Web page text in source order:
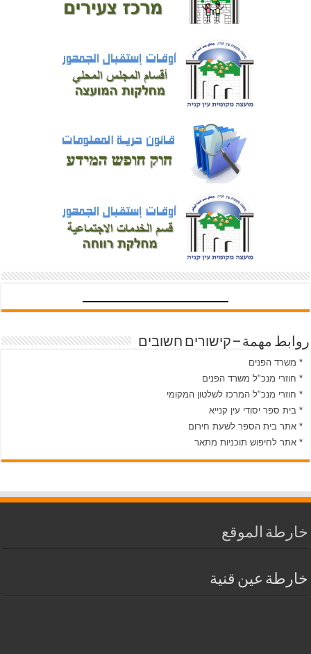
روابط مهمة – קישורים חשובים
* משרד הפנים
* חוזרי מנכ"ל משרד הפנים
* חוזרי מנכ"ל המרכז לשלטון המקומי
* בית ספר יסודי עין קנייא
* אתר בית הספר לשעת חירום
* אתר לחיפוש תוכניות מתאר
خارطة الموقع
خارطة عين قنية